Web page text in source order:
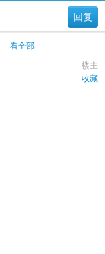
回复
看全部
楼主
收藏